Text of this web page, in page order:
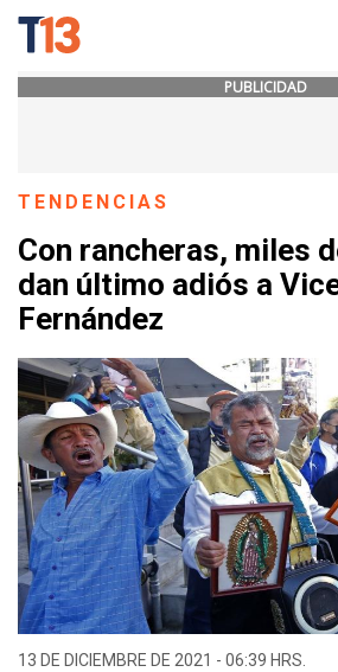
PUBLICIDAD
TENDENCIAS
Con rancheras, miles
dan último adiós a
Fernández
13 DE DICIEMBRE DE 2021 - 06:39 HRS.